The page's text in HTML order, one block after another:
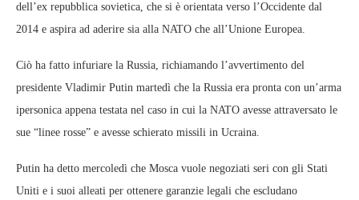
dell’ex repubblica sovietica, che si è orientata verso l’Occidente dal
2014 e aspira ad aderire sia alla NATO che all’Unione Europea.
Ciò ha fatto infuriare la Russia, richiamando l’avvertimento del
presidente Vladimir Putin martedì che la Russia era pronta con un’arma
ipersonica appena testata nel caso in cui la NATO avesse attraversato le
sue “linee rosse” e avesse schierato missili in Ucraina.
Putin ha detto mercoledì che Mosca vuole negoziati seri con gli Stati
Uniti e i suoi alleati per ottenere garanzie legali che escludano